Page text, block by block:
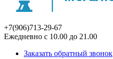
+7(906)713-29-67
Ежедневно с 10.00 до 21.00
Заказать обратный звонок